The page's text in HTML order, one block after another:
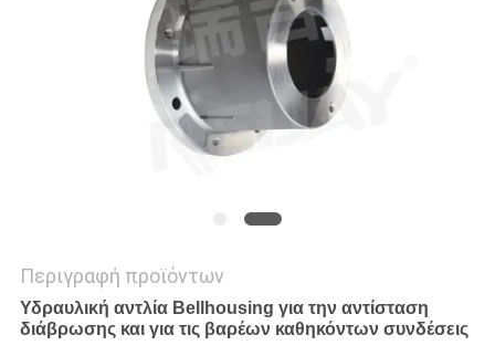
Περιγραφή προϊόντων
Υδραυλική αντλία Bellhousing για την αντίσταση
διάβρωσης και για τις βαρέων καθηκόντων συνδέσεις